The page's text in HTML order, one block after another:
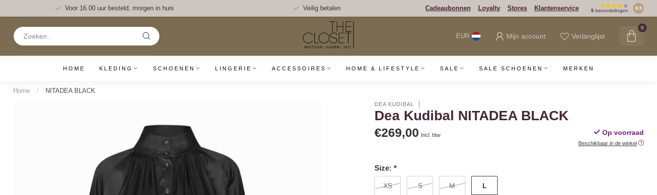
Voor 16.00 uur besteld, morgen in huis Veilig betalen Cadeaubonnen Loyalty Stores Klantenservice 5 beoordelingen 8.5
EUR Mijn account Verlanglijst
0
HOME KLEDING SCHOENEN LINGERIE ACCESSOIRES HOME & LIFESTYLE SALE SALE SCHOENEN MERKEN
Home / NITADEA BLACK
DEA KUDIBAL
Dea Kudibal NITADEA BLACK
€269,00 Incl. btw Op voorraad
Beschikbaar in de winkel
Size:*
XS S M L